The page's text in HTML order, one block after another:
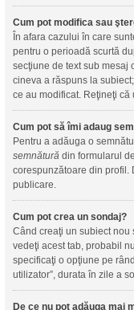
Cum pot modifica sau
În afara cazului în care
pentru o perioadă scurtă
secţiune de text sub mesaj
cineva a răspuns la
ce au modificat. Reţineţi
Cum pot să îmi adaug
Pentru a adăuga o
semnătură din formularul
corespunzătoare din profil.
publicare.
Cum pot crea un sondaj?
Când creaţi un subiect nou
vedeţi acest tab, probabil
specificaţi o opţiune pe
utilizator”, durata în zile a
De ce nu pot adăuga mai